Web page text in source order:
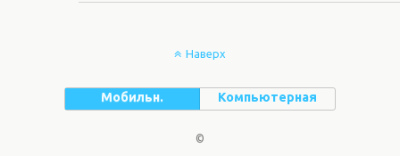
Наверх
Мобильн. Компьютерная
©